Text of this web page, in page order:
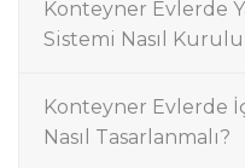
Konteyner Evlerde
Sistemi Nasıl
Konteyner Evlerde
Nasıl Tasarlanmalı?